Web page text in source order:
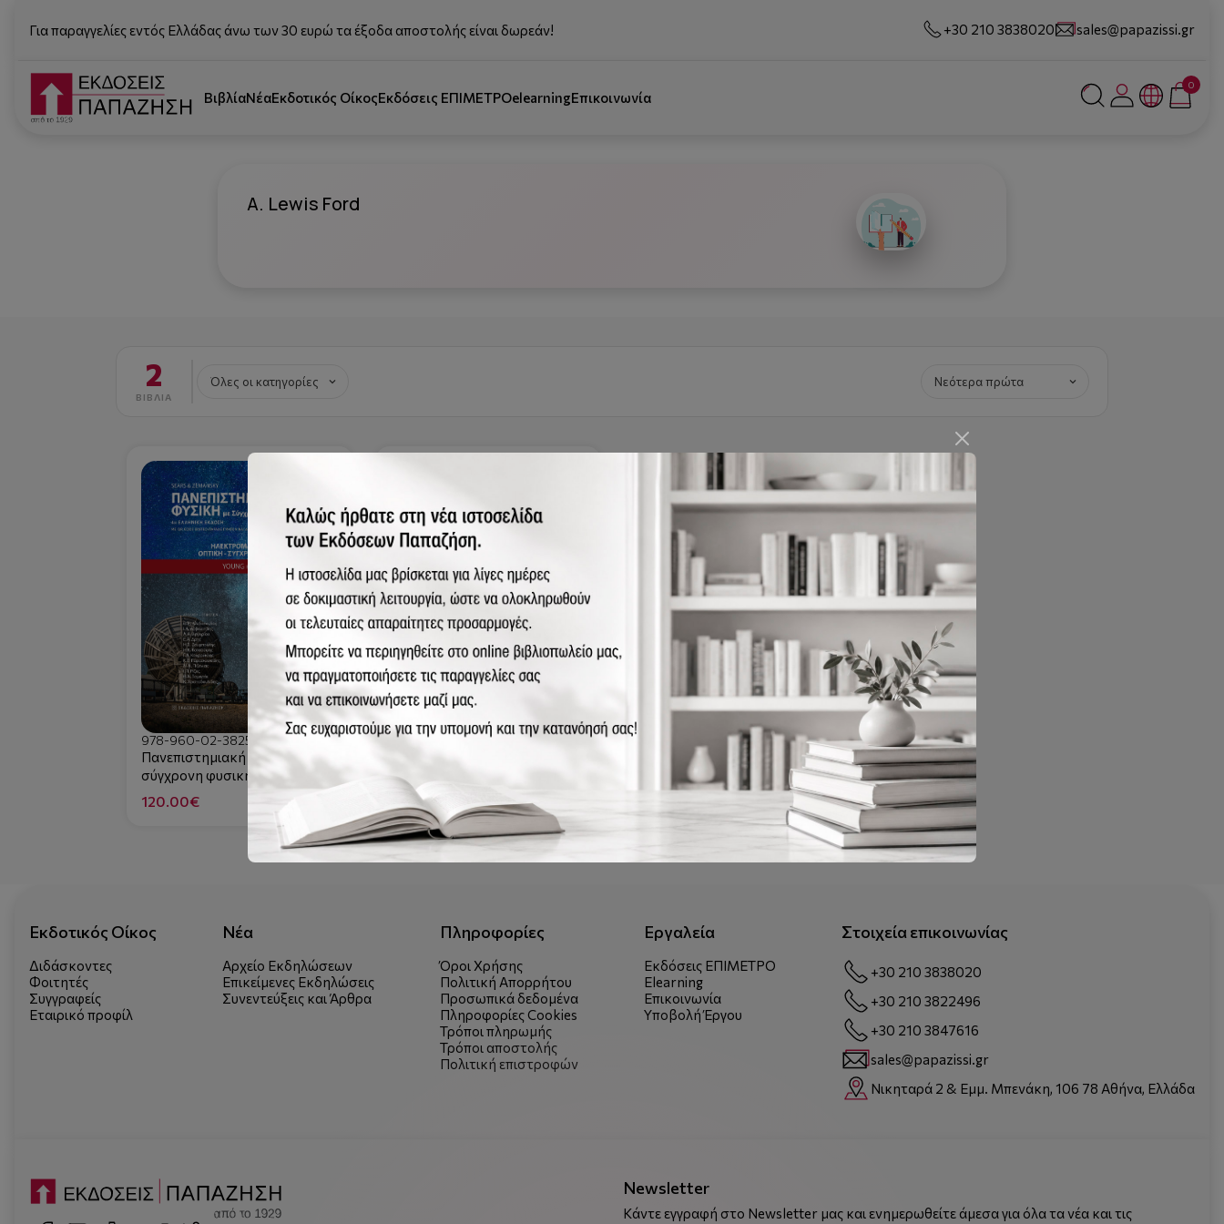
Για παραγγελίες εντός Ελλάδας άνω των 30 ευρώ τα έξοδα αποστολής είναι δωρεάν! +30 210 3838020 sales@papazissi.gr
ΒιβλίαΝέαΕκδοτικός ΟίκοςΕκδόσεις ΕΠΙΜΕΤΡΟelearningΕπικοινωνία
0
A. Lewis Ford
2
ΒΙΒΛΊΑ
978-960-02-3825-9
Πανεπιστημιακή φυσική με
σύγχρονη φυσική - τόμος Β (4η
έκδοση)
120.00€
978-960-02-3824-2
Πανεπιστημιακή φυσική με
σύγχρονη φυσική - τόμος Α (4η
έκδοση)
100.00€
Εκδοτικός Οίκος
Διδάσκοντες
Φοιτητές
Συγγραφείς
Εταιρικό προφίλ
Νέα
Αρχείο Εκδηλώσεων
Επικείμενες Εκδηλώσεις
Συνεντεύξεις και Άρθρα
Πληροφορίες
Όροι Χρήσης
Πολιτική Απορρήτου
Προσωπικά δεδομένα
Πληροφορίες Cookies
Τρόποι πληρωμής
Τρόποι αποστολής
Πολιτική επιστροφών
Εργαλεία
Εκδόσεις ΕΠΙΜΕΤΡΟ
Elearning
Επικοινωνία
Υποβολή Έργου
Στοιχεία επικοινωνίας
+30 210 3838020
+30 210 3822496
+30 210 3847616
sales@papazissi.gr
Νικηταρά 2 & Εμμ. Μπενάκη, 106 78 Αθήνα, Ελλάδα
Newsletter
Κάντε εγγραφή στο Newsletter μας και ενημερωθείτε άμεσα για όλα τα νέα και τις